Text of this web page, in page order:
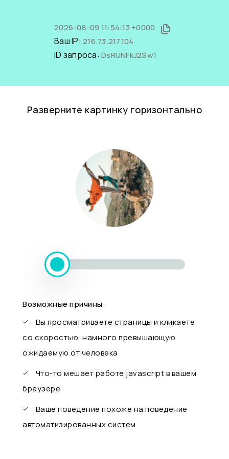
2026-08-09 11:54:13 +0000
Ваш IP: 216.73.217.104
ID запроса: DsRUNFkJ2Sw1
Разверните картинку горизонтально
Возможные причины:
Вы просматриваете страницы и кликаете
со скоростью, намного превышающую
ожидаемую от человека
Что-то мешает работе javascript в вашем
браузере
Ваше поведение похоже на поведение
автоматизированных систем